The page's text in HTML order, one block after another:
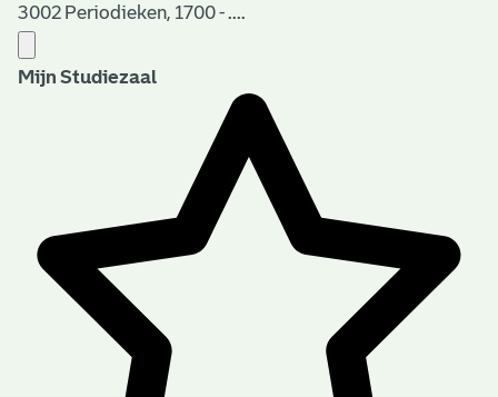
3002 Periodieken, 1700 - ....
Mijn Studiezaal